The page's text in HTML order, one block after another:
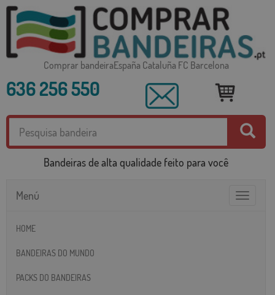
Comprar bandeiraEspaña Cataluña FC Barcelona
636 256 550
Bandeiras de alta qualidade feito para você
Toggle
Menú
HOME
BANDEIRAS DO MUNDO
PACKS DO BANDEIRAS